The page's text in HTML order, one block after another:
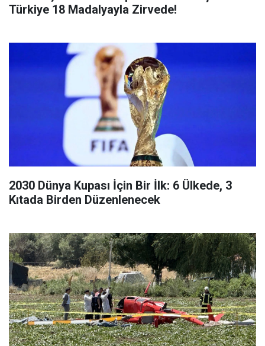
Türkiye 18 Madalyayla Zirvede!
2030 Dünya Kupası İçin Bir İlk: 6 Ülkede, 3
Kıtada Birden Düzenlenecek